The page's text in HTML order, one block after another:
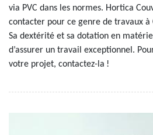
via PVC dans les normes. Hortica
contacter pour ce genre de travaux à
Sa dextérité et sa dotation en
d’assurer un travail exceptionnel.
votre projet, contactez-la !